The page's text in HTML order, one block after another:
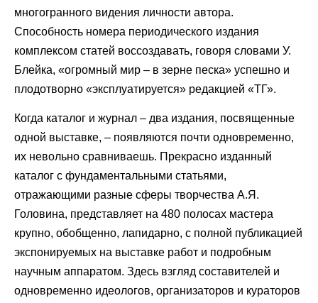
многогранного видения личности автора.
Способность номера периодического издания
комплексом статей воссоздавать, говоря словами У.
Блейка, «огромный мир – в зерне песка» успешно и
плодотворно «эксплуатируется» редакцией «ТГ».
Когда каталог и журнал – два издания, посвященные
одной выставке, – появляются почти одновременно,
их невольно сравниваешь. Прекрасно изданный
каталог с фундаментальными статьями,
отражающими разные сферы творчества А.Я.
Головина, представляет на 480 полосах мастера
крупно, обобщенно, лапидарно, с полной публикацией
экспонируемых на выставке работ и подробным
научным аппаратом. Здесь взгляд составителей и
одновременно идеологов, организаторов и кураторов